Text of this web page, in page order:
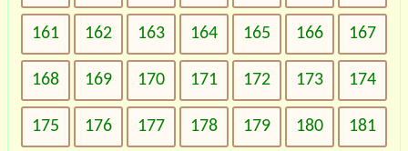
161 162 163 164 165 166 167
168 169 170 171 172 173 174
175 176 177 178 179 180 181